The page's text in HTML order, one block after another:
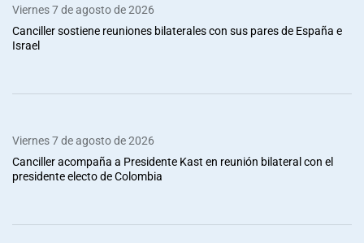
Viernes 7 de agosto de 2026
Canciller sostiene reuniones bilaterales con sus pares de España e
Israel
Viernes 7 de agosto de 2026
Canciller acompaña a Presidente Kast en reunión bilateral con el
presidente electo de Colombia